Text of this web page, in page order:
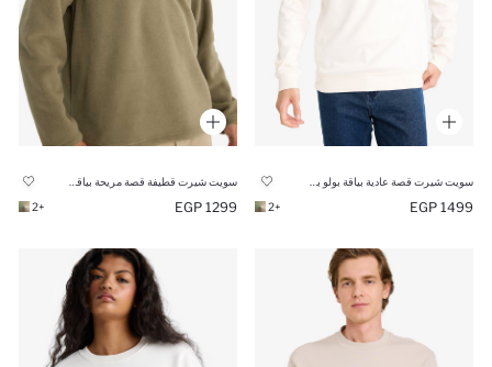
1499 EGP
+2
1299 EGP
+2